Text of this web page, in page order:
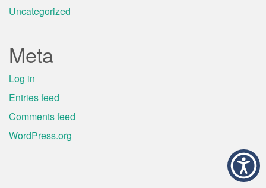
Uncategorized
Meta
Log in
Entries feed
Comments feed
WordPress.org